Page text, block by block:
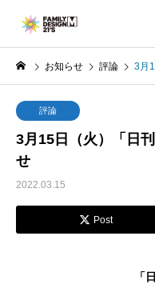
お知らせ 評論 3月
評論
3月15日（火）「日
せ
2022.03.15
Post
「